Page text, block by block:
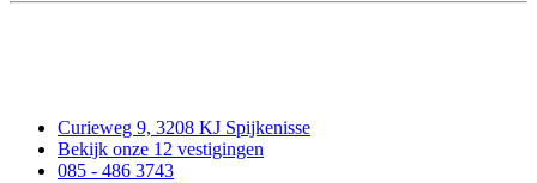
Curieweg 9, 3208 KJ Spijkenisse
Bekijk onze 12 vestigingen
085 - 486 3743